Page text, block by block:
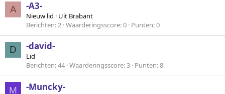
A -A3-
Nieuw lid · Uit Brabant
Berichten 2 Waarderingsscore 0 Punten 0
D -david-
Lid
Berichten 44 Waarderingsscore 3 Punten 8
M -Muncky-